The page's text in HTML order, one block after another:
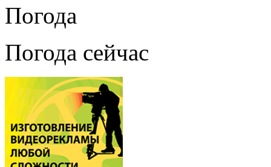
Погода
Погода сейчас